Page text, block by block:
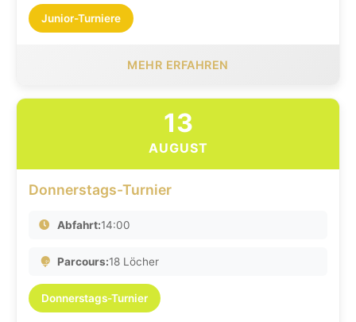
Junior-Turniere
MEHR ERFAHREN
13
AUGUST
Donnerstags-Turnier
Abfahrt:14:00
Parcours:18 Löcher
Donnerstags-Turnier